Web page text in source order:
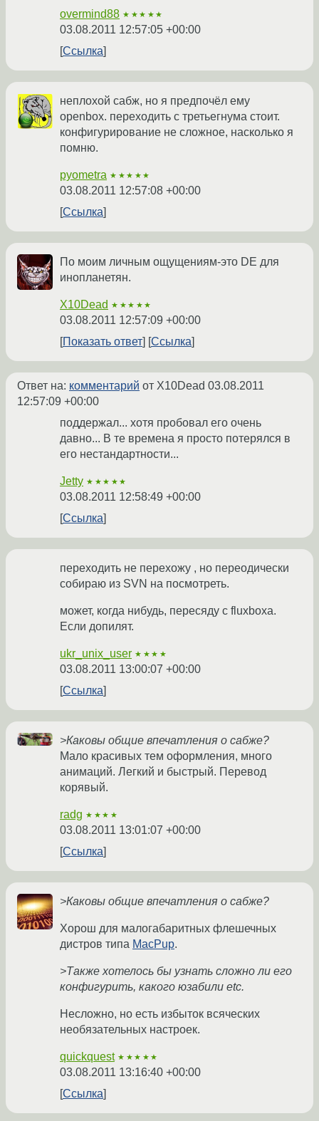
overmind88 ★★★★★
03.08.2011 12:57:05 +00:00
Ссылка
неплохой сабж, но я предпочёл ему
openbox. переходить с третьегнума стоит.
конфигурирование не сложное, насколько я
помню.
pyometra ★★★★★
03.08.2011 12:57:08 +00:00
Ссылка
По моим личным ощущениям-это DE для
инопланетян.
X10Dead ★★★★★
03.08.2011 12:57:09 +00:00
Показать ответ
Ссылка
Ответ на: комментарий от X10Dead 03.08.2011
12:57:09 +00:00
поддержал... хотя пробовал его очень
давно... В те времена я просто потерялся в
его нестандартности...
Jetty ★★★★★
03.08.2011 12:58:49 +00:00
Ссылка
переходить не перехожу , но переодически
собираю из SVN на посмотреть.
может, когда нибудь, пересяду с fluxboxа.
Если допилят.
ukr_unix_user ★★★★
03.08.2011 13:00:07 +00:00
Ссылка
>Каковы общие впечатления о сабже?
Мало красивых тем оформления, много
анимаций. Легкий и быстрый. Перевод
корявый.
radg ★★★★
03.08.2011 13:01:07 +00:00
Ссылка
>Каковы общие впечатления о сабже?
Хорош для малогабаритных флешечных
дистров типа MacPup.
>Также хотелось бы узнать сложно ли его
конфигурить, какого юзабили etc.
Несложно, но есть избыток всяческих
необязательных настроек.
quickquest ★★★★★
03.08.2011 13:16:40 +00:00
Ссылка